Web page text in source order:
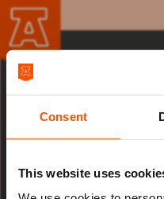
Consent
This website uses
Wachtrij
Het is op dit moment
daarom bent u op
bestelling af te
Raadhuisplein 100
+31 (0)591 - 850 856
info@atlastheater.nl